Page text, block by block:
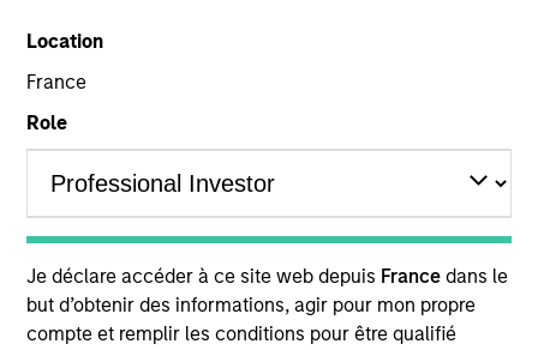
Location
France
Role
Je déclare accéder à ce site web depuis France dans le
but d’obtenir des informations, agir pour mon propre
compte et remplir les conditions pour être qualifié
Years
TEAM
Eaton Vance Equity Team